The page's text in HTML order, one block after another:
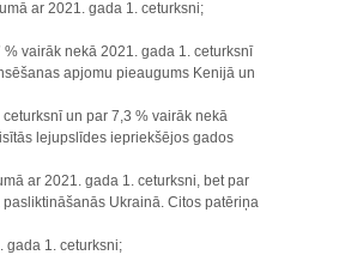
ar 2021. gada 1. ceturksni;
vairāk nekā 2021. gada 1. ceturksnī
apjomu pieaugums Kenijā un
un par 7,3 % vairāk nekā
lejupslīdes iepriekšējos gados
ar 2021. gada 1. ceturksni, bet par
Ukrainā. Citos patēriņa
gada 1. ceturksni;